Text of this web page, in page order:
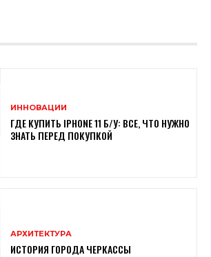
ИННОВАЦИИ
ГДЕ КУПИТЬ IPHONE 11 Б/У: ВСЕ, ЧТО НУЖНО
ЗНАТЬ ПЕРЕД ПОКУПКОЙ
АРХИТЕКТУРА
ИСТОРИЯ ГОРОДА ЧЕРКАССЫ